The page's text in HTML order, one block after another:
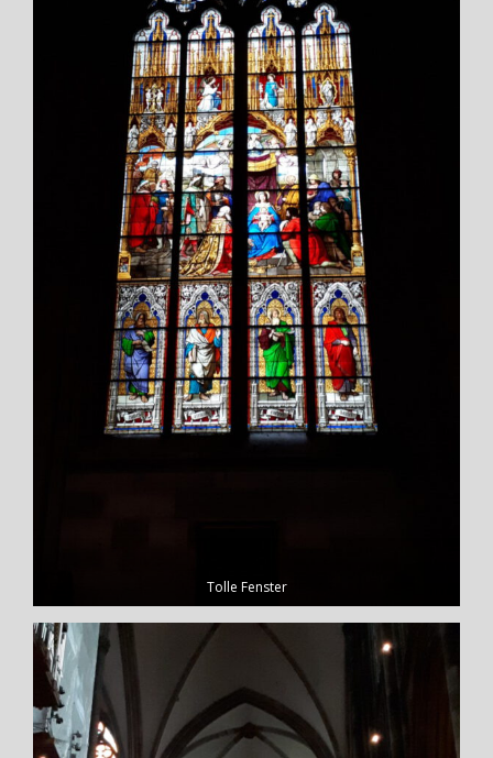
Tolle Fenster